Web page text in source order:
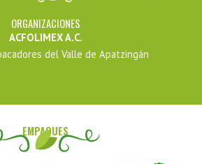
ORGANIZACIONES
ACFOLIMEX A.C.
del Valle de Apatzingán
EMPAQUES